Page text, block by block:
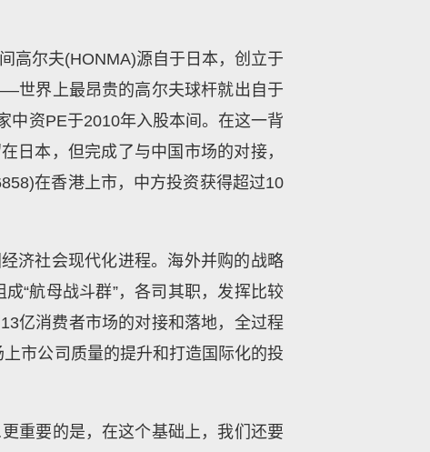
高尔夫(HONMA)源自于日本，创立于
世界上最昂贵的高尔夫球杆就出自于
中资PE于2010年入股本间。在这一背
日本，但完成了与中国市场的对接，
在香港上市，中方投资获得超过10
济社会现代化进程。海外并购的战略
“航母战斗群”，各司其职，发挥比较
亿消费者市场的对接和落地，全过程
市公司质量的提升和打造国际化的投
重要的是，在这个基础上，我们还要